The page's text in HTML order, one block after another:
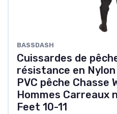
BASSDASH
Cuissardes de
résistance en
PVC pêche Chasse
Hommes Carreaux
Feet 10-11